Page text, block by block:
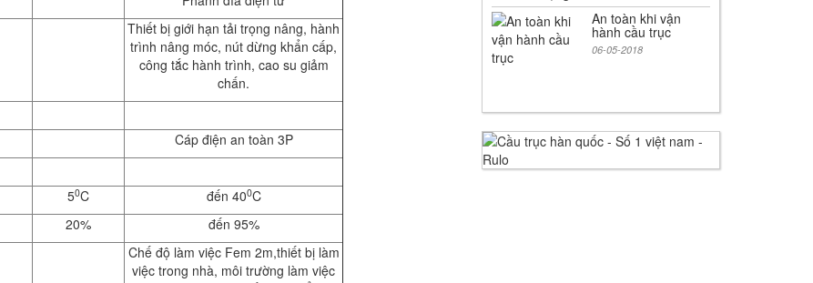
Thiết bị giới hạn tải trọng nâng, hành
trình nâng móc, nút dừng khẩn cấp,
công tắc hành trình, cao su giảm
chấn.
Cáp điện an toàn 3P
50C đến 400C
20% đến 95%
Chế độ làm việc Fem 2m,thiết bị làm
việc trong nhà, môi trường làm việc
An toàn khi vận
hành cầu trục
06-05-2018